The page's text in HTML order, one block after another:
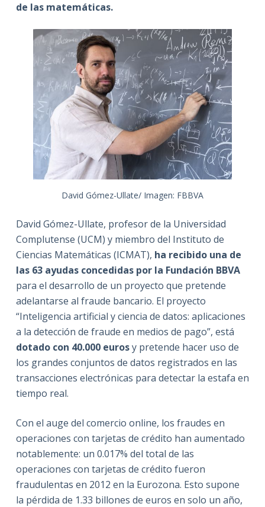
de las matemáticas.
David Gómez-Ullate/ Imagen: FBBVA
David Gómez-Ullate, profesor de la Universidad
Complutense (UCM) y miembro del Instituto de
Ciencias Matemáticas (ICMAT), ha recibido una de
las 63 ayudas concedidas por la Fundación BBVA
para el desarrollo de un proyecto que pretende
adelantarse al fraude bancario. El proyecto
“Inteligencia artificial y ciencia de datos: aplicaciones
a la detección de fraude en medios de pago”, está
dotado con 40.000 eurosy pretende hacer uso de
los grandes conjuntos de datos registrados en las
transacciones electrónicas para detectar la estafa en
tiempo real.
Con el auge del comercio online, los fraudes en
operaciones con tarjetas de crédito han aumentado
notablemente: un 0.017% del total de las
operaciones con tarjetas de crédito fueron
fraudulentas en 2012 en la Eurozona. Esto supone
la pérdida de 1.33 billones de euros en solo un año,